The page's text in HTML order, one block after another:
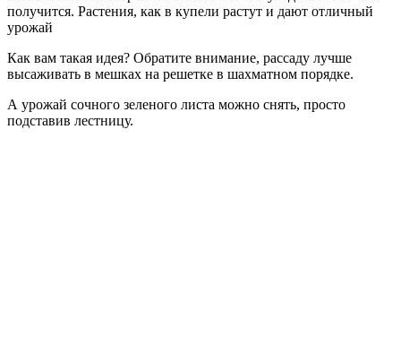
получится. Растения, как в купели растут и дают отличный
урожай
Как вам такая идея? Обратите внимание, рассаду лучше
высаживать в мешках на решетке в шахматном порядке.
А урожай сочного зеленого листа можно снять, просто
подставив лестницу.